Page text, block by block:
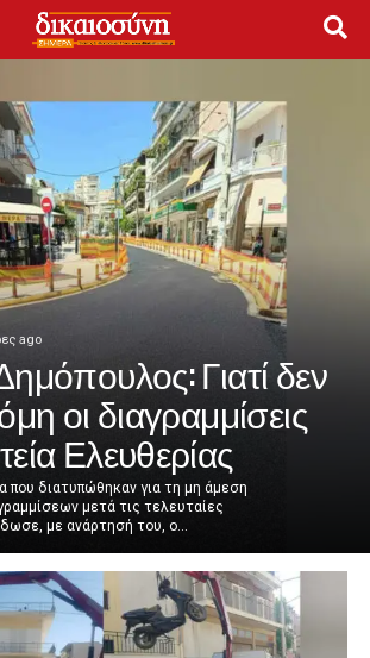
ago
Γιατί δεν
οι διαγραμμίσεις
Ελευθερίας
που διατυπώθηκαν για τη μη άμεση
μετά τις τελευταίες
με ανάρτησή του, ο...